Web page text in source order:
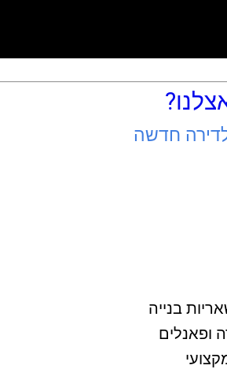
לדירה חדשה
בנייה
ופאנלים